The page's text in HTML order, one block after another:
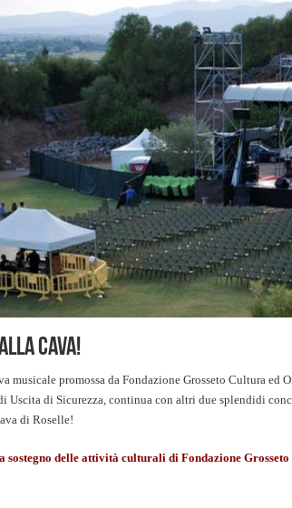
Cava!
musicale promossa da Fondazione Grosseto Cultura ed
Uscita di Sicurezza, continua con altri due splendidi
di Roselle!
sostegno delle attività culturali di Fondazione